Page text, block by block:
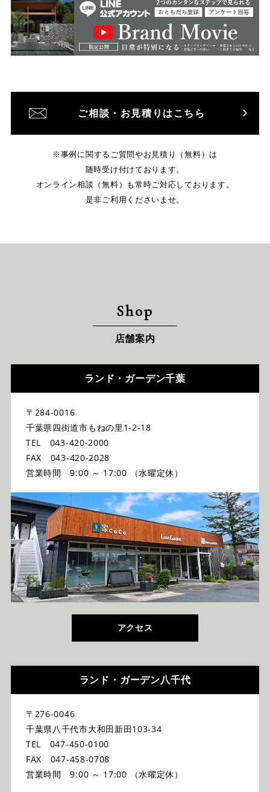
ご相談・お見積りはこちら
※事例に関するご質問やお見積り（無料）は
随時受け付けております。
オンライン相談（無料）も常時ご対応しております。
是非ご利用くださいませ。
Shop
店舗案内
ランド・ガーデン千葉
〒284-0016
千葉県四街道市もねの里1-2-18
TEL 043-420-2000
FAX 043-420-2028
営業時間 9:00 ～ 17:00 （水曜定休）
アクセス
ランド・ガーデン八千代
〒276-0046
千葉県八千代市大和田新田103-34
TEL 047-450-0100
FAX 047-458-0708
営業時間 9:00 ～ 17:00 （水曜定休）